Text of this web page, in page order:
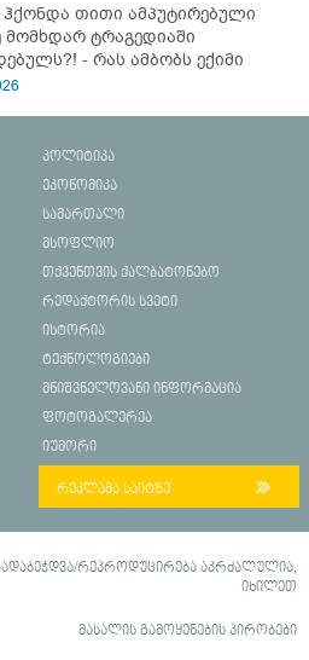
თითი ამპუტირებული
მომხდარ ტრაგედიაში
- რას ამბობს ექიმი
პოლიტიკა
ეკონომიკა
სამართალი
მსოფლიო
თქვენთვის ქალბატონებო
რედაქტორის სვეტი
ისტორია
ტექნოლოგიები
მნიშვნელოვანი ინფორმაცია
ფოტოგალერეა
იუმორი
რეკლამა საიტზე
რეპროდუცირება აკრძალულია,
იხილეთ
მასალის გამოყენების პირობები